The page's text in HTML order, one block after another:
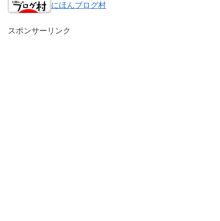
にほんブログ村
スポンサーリンク